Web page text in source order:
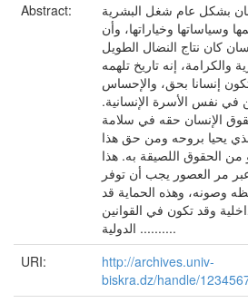
Abstract:
بشكل عام شغل البشرية
وسياساتها وخياراتها، وأن
كان نتاج النضال الطويل
والكرامة، إنه تاريخ تلهمه
إنسانا بحق، والإحساس
في نفس الأسرة الإنسانية.
الإنسان حقه في سلامة
يحيا بروحه ومن حق هذا
الحقوق اللصيقة به. هذا
مر العصور يجب أن توفر
وصونه، وهذه الحماية قد
وقد تكون في القوانين
الدولية ..........
URI:
http://archives.univ-
biskra.dz/handle/